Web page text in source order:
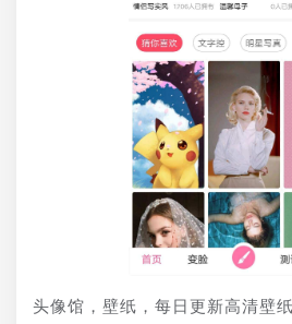
头像馆，壁纸，每日更新高清壁